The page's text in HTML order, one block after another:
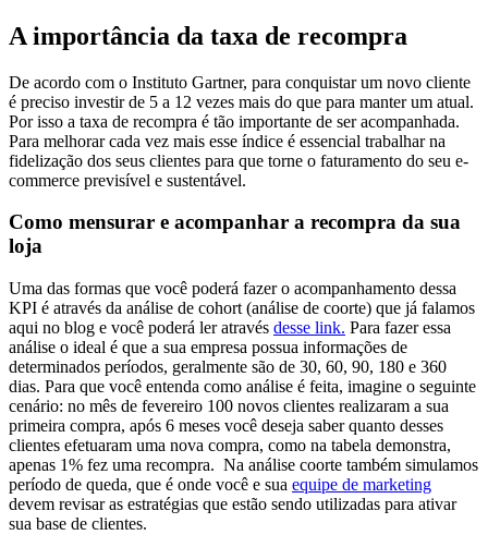
A importância da taxa de recompra
De acordo com o Instituto Gartner, para conquistar um novo cliente
é preciso investir de 5 a 12 vezes mais do que para manter um atual.
Por isso a taxa de recompra é tão importante de ser acompanhada.
Para melhorar cada vez mais esse índice é essencial trabalhar na
fidelização dos seus clientes para que torne o faturamento do seu e-
commerce previsível e sustentável.
Como mensurar e acompanhar a recompra da sua
loja
Uma das formas que você poderá fazer o acompanhamento dessa
KPI é através da análise de cohort (análise de coorte) que já falamos
aqui no blog e você poderá ler através desse link. Para fazer essa
análise o ideal é que a sua empresa possua informações de
determinados períodos, geralmente são de 30, 60, 90, 180 e 360
dias. Para que você entenda como análise é feita, imagine o seguinte
cenário: no mês de fevereiro 100 novos clientes realizaram a sua
primeira compra, após 6 meses você deseja saber quanto desses
clientes efetuaram uma nova compra, como na tabela demonstra,
apenas 1% fez uma recompra. Na análise coorte também simulamos
período de queda, que é onde você e sua equipe de marketing
devem revisar as estratégias que estão sendo utilizadas para ativar
sua base de clientes.